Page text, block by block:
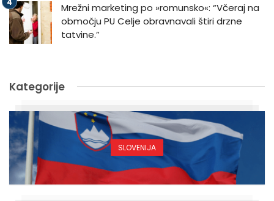
Mrežni marketing po »romunsko«: “Včeraj na
območju PU Celje obravnavali štiri drzne
tatvine.”
Kategorije
SLOVENIJA